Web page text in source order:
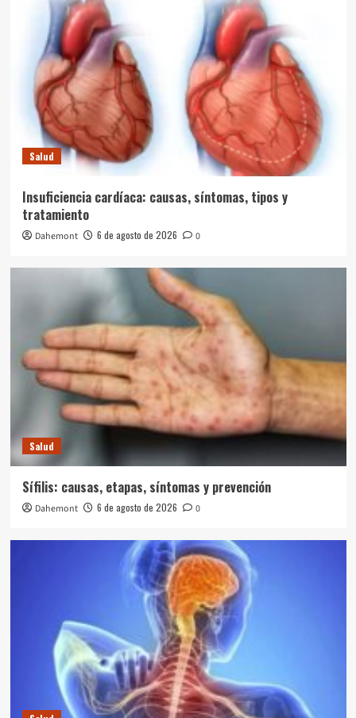
Salud
Insuficiencia cardíaca: causas, síntomas, tipos y
tratamiento
Dahemont 6 de agosto de 2026 0
Salud
Sífilis: causas, etapas, síntomas y prevención
Dahemont 6 de agosto de 2026 0